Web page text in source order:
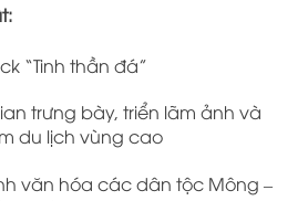
“Tinh thần đá”
trưng bày, triển lãm ảnh và
du lịch vùng cao
văn hóa các dân tộc Mông –